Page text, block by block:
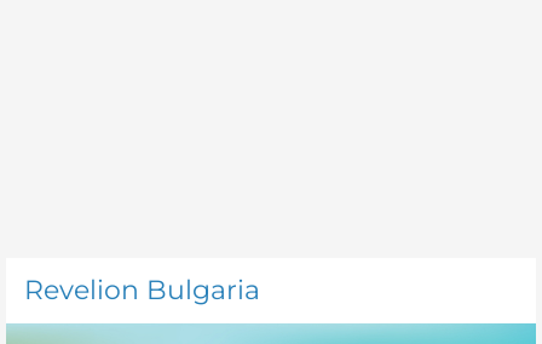
Revelion Bulgaria